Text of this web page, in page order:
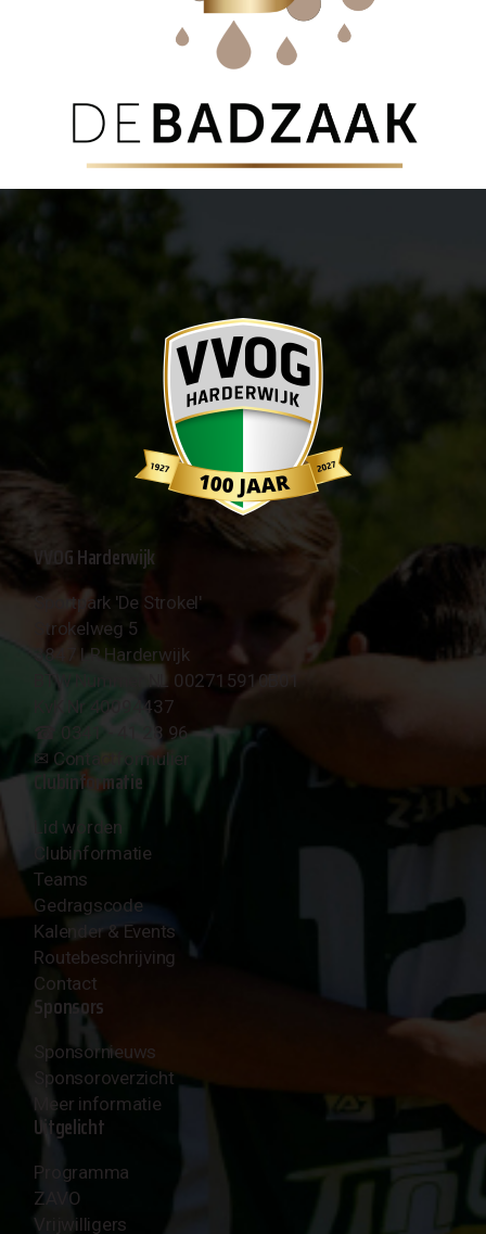
VVOG Harderwijk
Sportpark 'De Strokel'
Strokelweg 5
3847 LR Harderwijk
BTW Nummer NL 002715910B01
KvK Nr 40094437
☎︎ 0341 - 41 28 96
✉︎ Contactformulier
Clubinformatie
Lid worden
Clubinformatie
Teams
Gedragscode
Kalender & Events
Routebeschrijving
Contact
Sponsors
Sponsornieuws
Sponsoroverzicht
Meer informatie
Uitgelicht
Programma
ZAVO
Vrijwilligers